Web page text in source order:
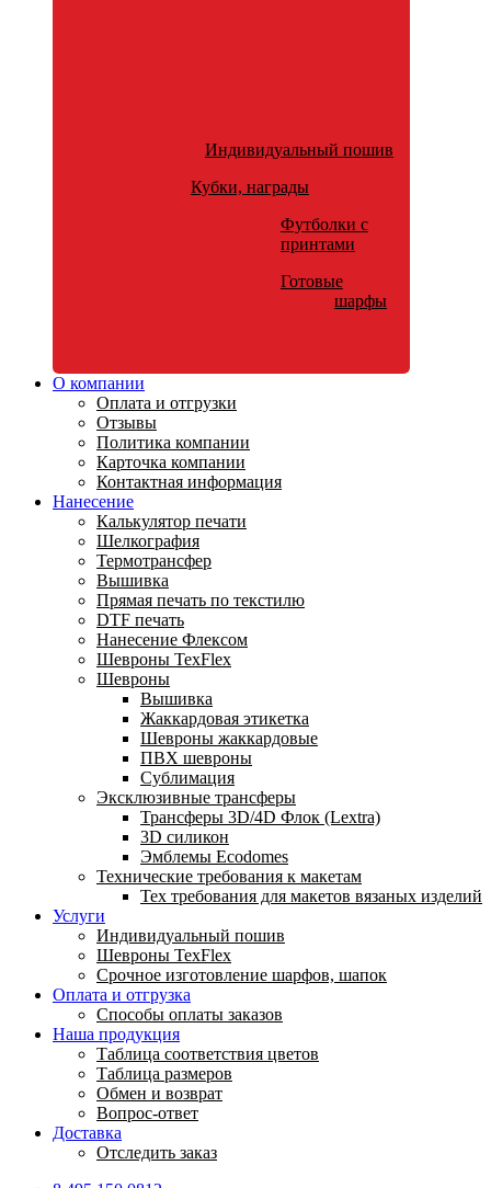
Индивидуальный пошив
Кубки, награды
Футболки с
принтами
Готовые
шарфы
О компании
Оплата и отгрузки
Отзывы
Политика компании
Карточка компании
Контактная информация
Нанесение
Калькулятор печати
Шелкография
Термотрансфер
Вышивка
Прямая печать по текстилю
DTF печать
Нанесение Флексом
Шевроны TexFlex
Шевроны
Вышивка
Жаккардовая этикетка
Шевроны жаккардовые
ПВХ шевроны
Сублимация
Эксклюзивные трансферы
Трансферы 3D/4D Флок (Lextra)
3D силикон
Эмблемы Ecodomes
Технические требования к макетам
Тех требования для макетов вязаных изделий
Услуги
Индивидуальный пошив
Шевроны TexFlex
Срочное изготовление шарфов, шапок
Оплата и отгрузка
Способы оплаты заказов
Наша продукция
Таблица соответствия цветов
Таблица размеров
Обмен и возврат
Вопрос-ответ
Доставка
Отследить заказ